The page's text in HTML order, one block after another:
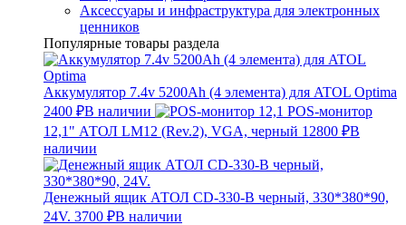
Аксессуары и инфраструктура для электронных
ценников
Популярные товары раздела
Аккумулятор 7.4v 5200Ah (4 элемента) для ATOL Optima
2400 ₽В наличии
POS-монитор
12,1" АТОЛ LM12 (Rev.2), VGA, черный 12800 ₽В
наличии
Денежный ящик АТОЛ CD-330-B черный, 330*380*90,
24V. 3700 ₽В наличии